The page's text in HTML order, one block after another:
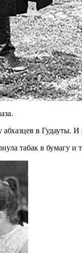
в Гудауты. И
табак в бумагу и